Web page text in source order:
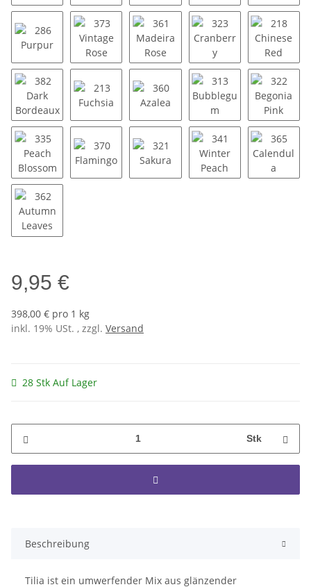
319 Blue Violet278 Delicate Orchid353 Freesia 349 Mauve 324
286 Purpur 373 Vintage Rose361 Madeira Rose323 Cranberry218
382 Dark Bordeaux213 Fuchsia 360 Azalea 313 Bubblegum
322
335 Peach Blossom
9,95 €
398,00 € pro 1 kg
inkl. 19% USt. , zzgl. Versand
28 Stk Auf Lager
Stk
Beschreibung
Tilia ist ein umwerfender Mix aus glänzender